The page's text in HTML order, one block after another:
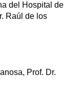
del Hospital de
Raúl de los
Prof. Dr.